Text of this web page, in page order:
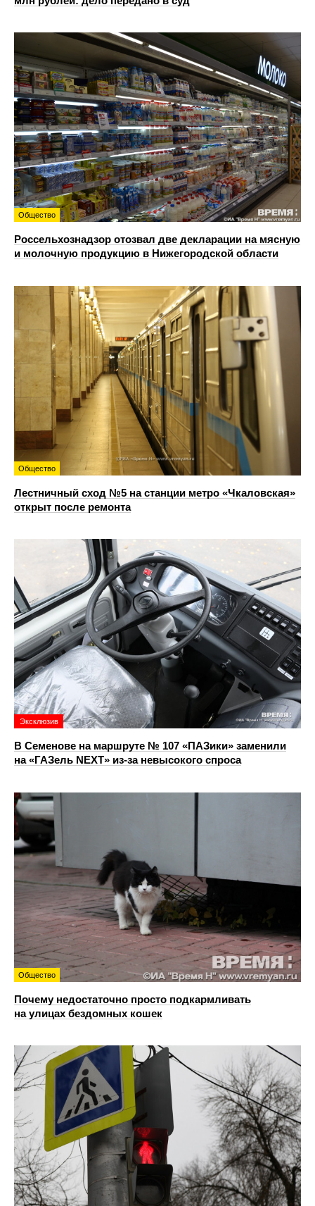
Общество
Россельхознадзор отозвал две декларации на мясную
и молочную продукцию в Нижегородской области
Общество
Лестничный сход №5 на станции метро «Чкаловская»
открыт после ремонта
Эксклюзив
В Семенове на маршруте № 107 «ПАЗики» заменили
на «ГАЗель NEXT» из‑за невысокого спроса
Общество
Почему недостаточно просто подкармливать
на улицах бездомных кошек